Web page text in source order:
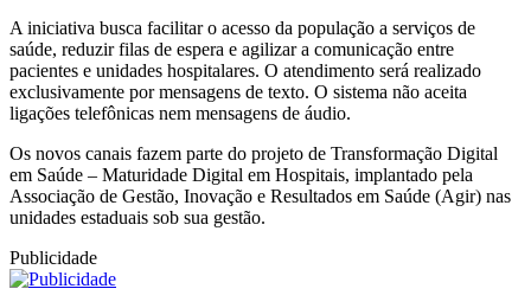
A iniciativa busca facilitar o acesso da população a serviços de
saúde, reduzir filas de espera e agilizar a comunicação entre
pacientes e unidades hospitalares. O atendimento será realizado
exclusivamente por mensagens de texto. O sistema não aceita
ligações telefônicas nem mensagens de áudio.
Os novos canais fazem parte do projeto de Transformação Digital
em Saúde – Maturidade Digital em Hospitais, implantado pela
Associação de Gestão, Inovação e Resultados em Saúde (Agir) nas
unidades estaduais sob sua gestão.
Publicidade